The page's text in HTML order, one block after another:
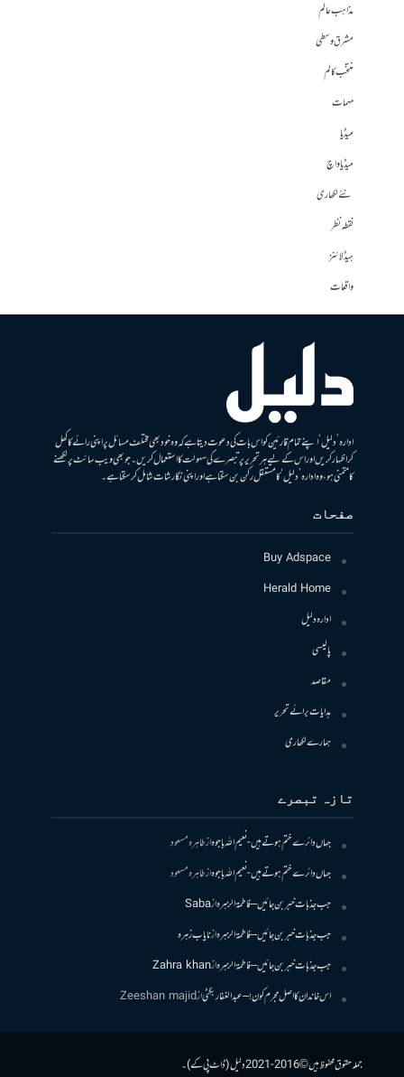
مذاہب عالم
مشرق وسطی
منتخب کالم
مہمات
میڈیا
میڈیا واچ
نئے لکھاری
نقطہ نظر
ہیڈلائنز
واقعات
ادارہ ’دلیل‘ اپنے تمام قارئین کو اس بات کی دعوت دیتا ہے کہ وہ خود بھی مختلف مسائل پر اپنی رائے کا کھل
کر اظہار کریں اور اس کے لیے ہر تحریر پر تبصرے کی سہولت کا استعمال کریں۔ جو بھی ویب سائٹ پر لکھنے
کا متمنی ہو، وہ ادارہ ’دلیل‘ کا مستقل رکن بن سکتا ہے اور اپنی نگارشات شامل کرسکتا ہے۔
صفحات
Buy Adspace
Herald Home
ادارہ دلیل
پالیسی
مقاصد
ہدایات برائے تحریر
ہمارے لکھاری
تازہ تبصرے
جہاں دائرے ختم ہوتے ہیں- نعیم اللہ باجوہازطاہرہ مسعود
جہاں دائرے ختم ہوتے ہیں- نعیم اللہ باجوہازطاہرہ مسعود
جب جذبات خبر بن جائیں – فاطمۃالزہرہازSaba
جب جذبات خبر بن جائیں – فاطمۃالزہرہازنایاب زہرہ
جب جذبات خبر بن جائیں – فاطمۃالزہرہازZahra khan
اس خاندان کا اصل مجرم کون! – عبدالغفار بگٹیازZeeshan majid
جملہ حقوق محفوظ ہیں © 2016-2021 دلیل (ڈاٹ پی کے)۔